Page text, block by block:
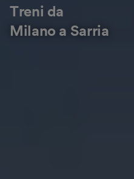
Treni da
Milano a Sarria